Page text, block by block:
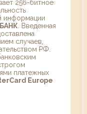
256-битное
информации
. Введенная
случаев,
РФ.
платежных
Europe